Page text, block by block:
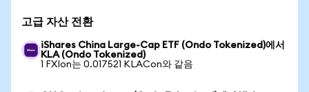
고급 자산 전환
iShares China Large-Cap ETF (Ondo Tokenized)에서
KLA (Ondo Tokenized)
1 FXIon는 0.017521 KLACon와 같음